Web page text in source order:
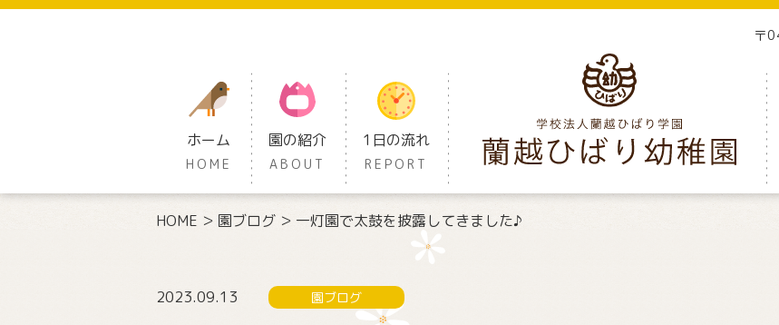
〒
ホーム
HOME
園の紹介
ABOUT
1日の流れ
REPORT
HOME 園ブログ 一灯園で太鼓を披露してきました♪
2023.09.13 園ブログ